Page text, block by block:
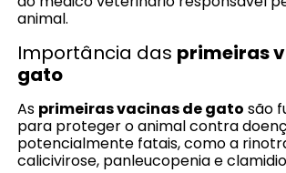
animal.
Importância das primeiras
gato
As primeiras vacinas de gato são
para proteger o animal contra
potencialmente fatais, como a
calicivirose, panleucopenia e